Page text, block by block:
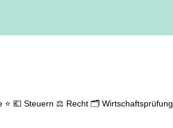
⭐ 💶 Steuern ⚖️ Recht 🗂️ Wirtschaftsprüfung